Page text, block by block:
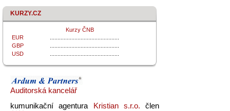
KURZY.CZ
Kurzy ČNB
EUR
GBP
USD
Auditorská kancelář
kumunikační agentura
Kristian s.r.o. člen